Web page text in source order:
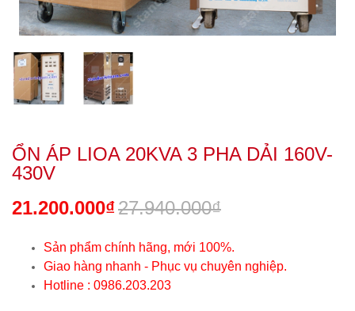
ỔN ÁP LIOA 20KVA 3 PHA DẢI 160V-
430V
21.200.000₫27.940.000₫
Sản phẩm chính hãng, mới 100%.
Giao hàng nhanh - Phục vụ chuyên nghiệp.
Hotline : 0986.203.203